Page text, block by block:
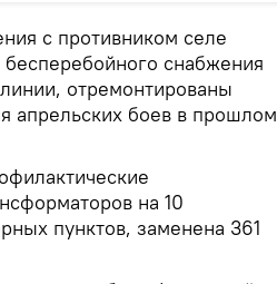
с противником селе
бесперебойного снабжения
отремонтированы
апрельских боев в прошлом
на 10
пунктов, заменена 361